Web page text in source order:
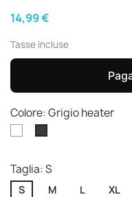
14,99 €
Tasse incluse
Colore: Grigio heater
Taglia: S
S M L XL